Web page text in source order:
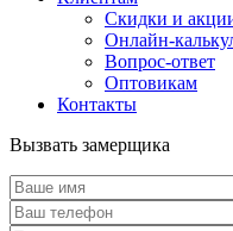
Скидки и
Онлайн-
Вопрос-ответ
Оптовикам
Контакты
Вызвать замерщика